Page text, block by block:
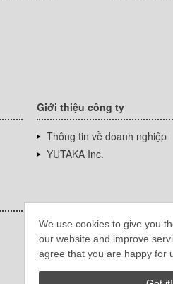
We use cookies to give you
our website and improve
agree that you are happy for
Giới thiệu công ty
Thông tin về doanh nghiệp
YUTAKA Inc.